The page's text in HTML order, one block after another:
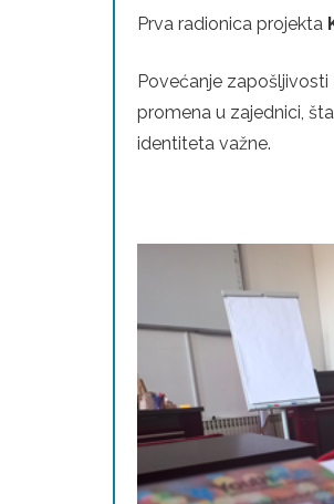
Prva radionica projekta
Povećanje
promena u zajednici,
identiteta važne.